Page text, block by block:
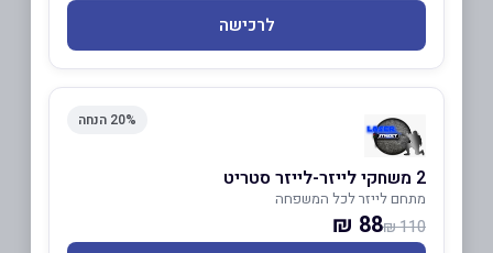
לרכישה
20% הנחה
2 משחקי לייזר-לייזר סטריט
מתחם לייזר לכל המשפחה
110 ₪
88 ₪